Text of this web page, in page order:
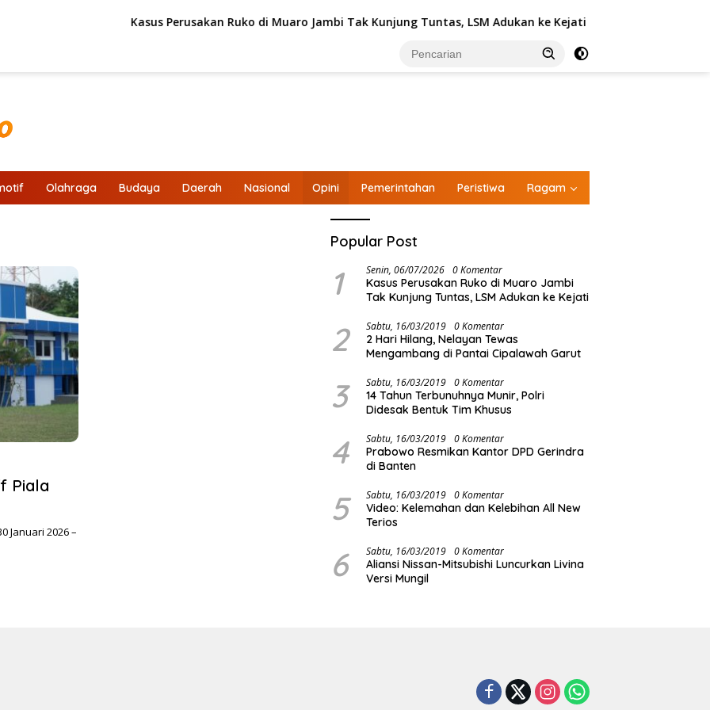
Kasus Perusakan Ruko di Muaro Jambi Tak Kunjung Tuntas, LSM Adukan ke Kejati
Olahraga Budaya Daerah Nasional Opini Pemerintahan Peristiwa Ragam
Piala
Januari 2026 –
Popular Post
1 Senin, 06/07/2026 0 Komentar
Kasus Perusakan Ruko di Muaro Jambi
Tak Kunjung Tuntas, LSM Adukan ke Kejati
2 Sabtu, 16/03/2019 0 Komentar
2 Hari Hilang, Nelayan Tewas
Mengambang di Pantai Cipalawah Garut
3 Sabtu, 16/03/2019 0 Komentar
14 Tahun Terbunuhnya Munir, Polri
Didesak Bentuk Tim Khusus
4 Sabtu, 16/03/2019 0 Komentar
Prabowo Resmikan Kantor DPD Gerindra
di Banten
5 Sabtu, 16/03/2019 0 Komentar
Video: Kelemahan dan Kelebihan All New
Terios
6 Sabtu, 16/03/2019 0 Komentar
Aliansi Nissan-Mitsubishi Luncurkan Livina
Versi Mungil